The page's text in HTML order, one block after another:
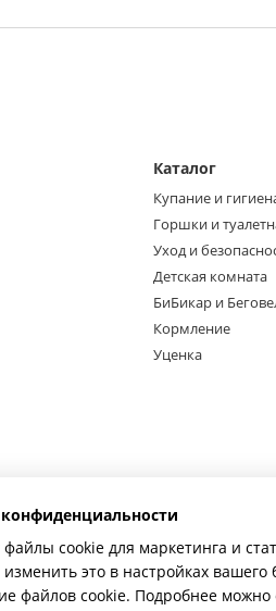
Каталог
Купание и
Горшки и
Уход и
Детская комната
БиБикар и
Кормление
Уценка
файлы cookie для маркетинга и
это в настройках
файлов cookie. Подробнее